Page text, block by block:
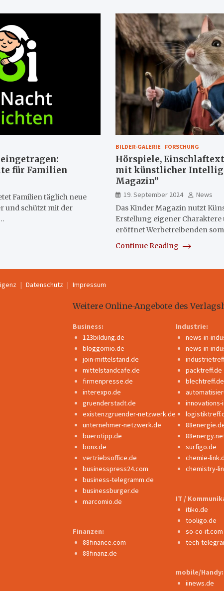
für Familien
Familien täglich neue
und schützt mit der
BILDER-GALERIE FORSCHUNG
Hörspiele,
mit künstlicher
Magazin”
19. September 2024
News
Das Kinder Magazin nutzt
Erstellung eigener Charaktere
eröffnet Werbetreibenden
Continue Reading
Datenschutz Impressum
Weitere Online-Angebote des
Business:
123bildung.de
bloggomio.de
join-mittelstand.de
mittelstandcafe.de
firmenpresse.de
interexpo.de
gruenderstadt.de
existenzgruender-netzwerk.de
unternehmer-netzwerk.de
buerotipp.de
bonx.de
vertriebsoffice.de
businesspress24.com
business-telegramm.de
businessburger.de
marcomio.de
Finanzen:
88finance.com
88finanz.de
Industrie:
news-in-
news-in-
packtreff.de
blechtreff.de
surfigo.de
chemie-
chemistry-
IT /
itiko.de
tooligo.de
so-co-it.com
tech-
mobile/Handy:
iinews.de